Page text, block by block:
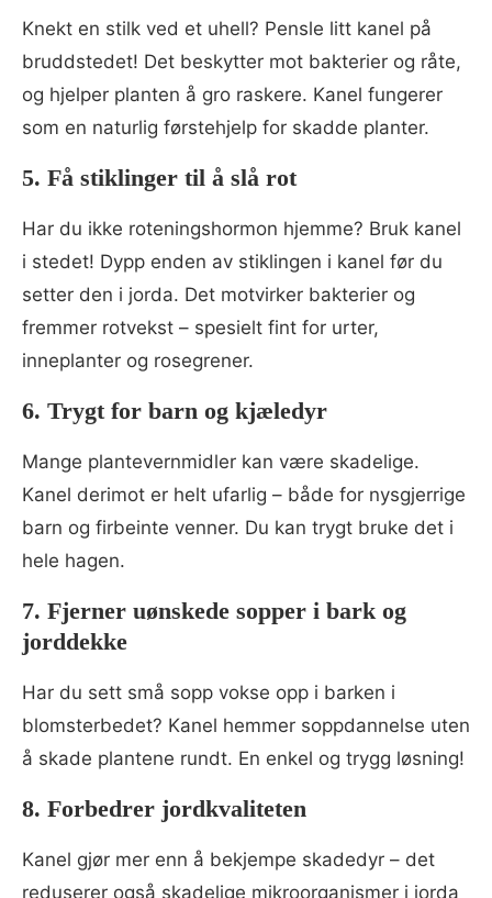
Knekt en stilk ved et uhell? Pensle litt kanel på
bruddstedet! Det beskytter mot bakterier og råte,
og hjelper planten å gro raskere. Kanel fungerer
som en naturlig førstehjelp for skadde planter.
5. Få stiklinger til å slå rot
Har du ikke roteningshormon hjemme? Bruk kanel
i stedet! Dypp enden av stiklingen i kanel før du
setter den i jorda. Det motvirker bakterier og
fremmer rotvekst – spesielt fint for urter,
inneplanter og rosegrener.
6. Trygt for barn og kjæledyr
Mange plantevernmidler kan være skadelige.
Kanel derimot er helt ufarlig – både for nysgjerrige
barn og firbeinte venner. Du kan trygt bruke det i
hele hagen.
7. Fjerner uønskede sopper i bark og
jorddekke
Har du sett små sopp vokse opp i barken i
blomsterbedet? Kanel hemmer soppdannelse uten
å skade plantene rundt. En enkel og trygg løsning!
8. Forbedrer jordkvaliteten
Kanel gjør mer enn å bekjempe skadedyr – det
reduserer også skadelige mikroorganismer i jorda